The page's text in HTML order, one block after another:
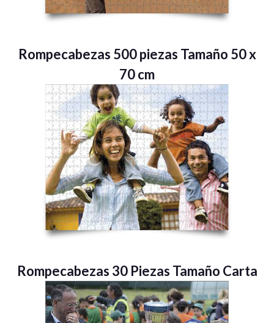
Rompecabezas 500 piezas Tamaño 50 x
70 cm
Rompecabezas 30 Piezas Tamaño Carta